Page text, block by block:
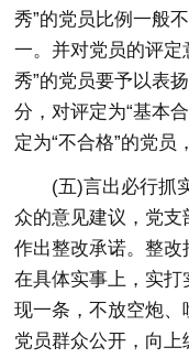
秀”的党员比例一般
一。并对党员的评定
秀”的党员要予以表
分，对评定为“基本
定为“不合格”的党员
(五)言出必行抓
众的意见建议，党
作出整改承诺。整
在具体实事上，实
现一条，不放空炮
党员群众公开，向上